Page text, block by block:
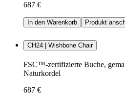
687 €
In den Warenkorb Produkt
CH24 | Wishbone Chair
FSC™-zertifizierte Buche,
Naturkordel
687 €